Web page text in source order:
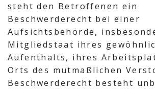
steht den Betroffenen ein
Beschwerderecht bei einer
Aufsichtsbehörde,
Mitgliedstaat ihres
Aufenthalts, ihres
Orts des mutmaßlichen
Beschwerderecht besteht